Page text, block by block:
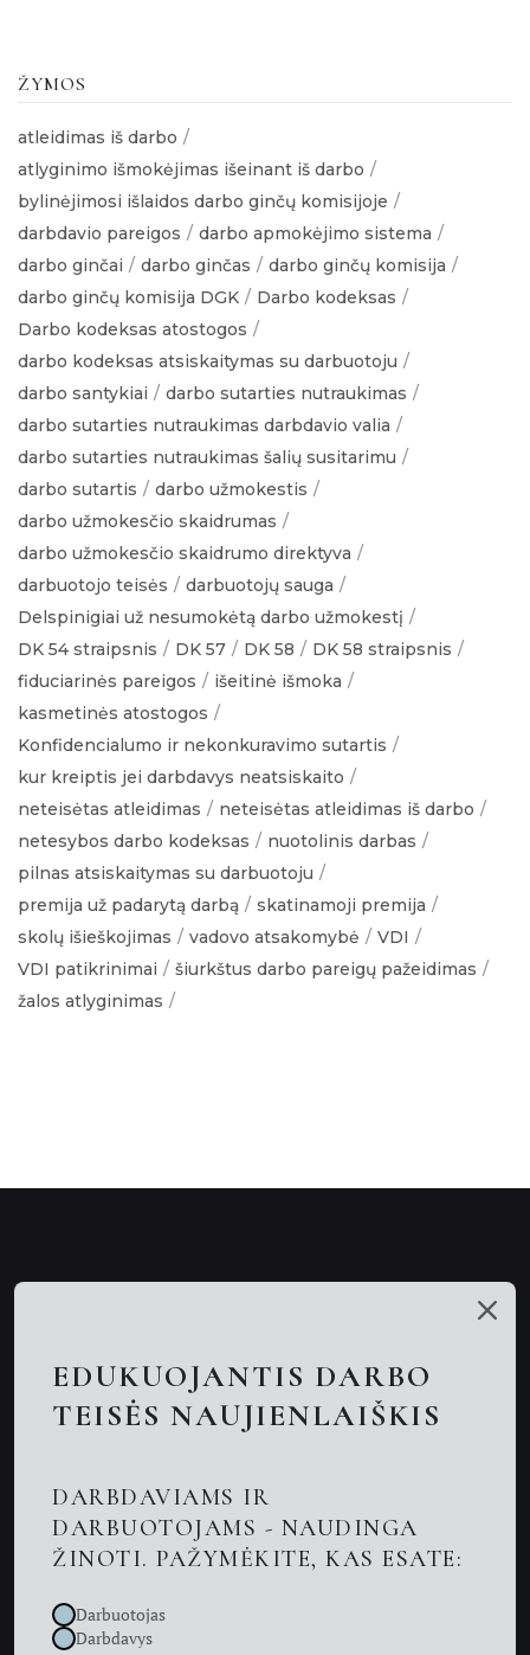
ŽYMOS
atleidimas iš darbo
atlyginimo išmokėjimas išeinant iš darbo
bylinėjimosi išlaidos darbo ginčų komisijoje
darbdavio pareigos
darbo apmokėjimo sistema
darbo ginčai
darbo ginčas
darbo ginčų komisija
darbo ginčų komisija DGK
Darbo kodeksas
Darbo kodeksas atostogos
darbo kodeksas atsiskaitymas su darbuotoju
darbo santykiai
darbo sutarties nutraukimas
darbo sutarties nutraukimas darbdavio valia
darbo sutarties nutraukimas šalių susitarimu
darbo sutartis
darbo užmokestis
darbo užmokesčio skaidrumas
darbo užmokesčio skaidrumo direktyva
darbuotojo teisės
darbuotojų sauga
Delspinigiai už nesumokėtą darbo užmokestį
DK 54 straipsnis
DK 57 DK 58
DK 58 straipsnis
fiduciarinės pareigos
išeitinė išmoka
kasmetinės atostogos
Konfidencialumo ir nekonkuravimo sutartis
kur kreiptis jei darbdavys neatsiskaito
neteisėtas atleidimas
neteisėtas atleidimas iš darbo
netesybos darbo kodeksas
nuotolinis darbas
pilnas atsiskaitymas su darbuotoju
premija už padarytą darbą
skatinamoji premija
skolų išieškojimas
vadovo atsakomybė
VDI
VDI patikrinimai
šiurkštus darbo pareigų pažeidimas
žalos atlyginimas
Nuotolinės konsultacijos
Advokatas Kaune
Naujienos
EDUKUOJANTIS DARBO
TEISĖS NAUJIENLAIŠKIS
DARBDAVIAMS IR
DARBUOTOJAMS - NAUDINGA
ŽINOTI. PAŽYMĖKITE, KAS ESATE:
Darbuotojas
Darbdavys